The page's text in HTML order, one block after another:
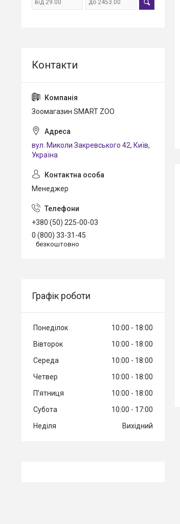
Зоомагазин SMART ZOO
вул. Миколи Закревського 42, Київ,
Україна
Менеджер
+380 (50) 225-00-03
0 (800) 33-31-45
безкоштовно
Графік роботи
Понеділок 10:00
18:00
Вівторок
10:00
18:00
Середа
10:00
18:00
Четвер
10:00
18:00
Пʼятниця
10:00
18:00
Субота
10:00
17:00
Неділя
Вихідний